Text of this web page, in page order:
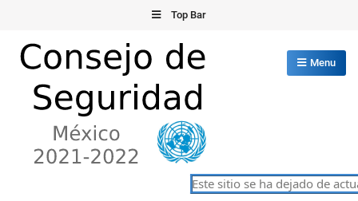
content
Top Bar
Consejo de Seguridad de las
Menu
Este sitio se ha dejado de